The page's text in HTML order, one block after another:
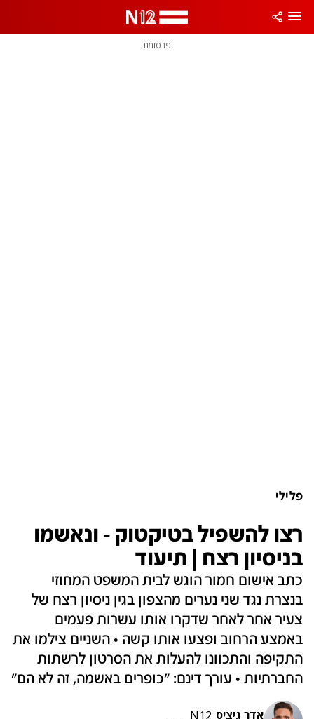
פרסומת
פלילי
רצו להשפיל בטיקטוק - ונאשמו
בניסיון רצח | תיעוד
כתב אישום חמור הוגש לבית המשפט המחוזי
בנצרת נגד שני נערים מהצפון בגין ניסיון רצח של
צעיר אחר לאחר שדקרו אותו עשרות פעמים
באמצע הרחוב ופצעו אותו קשה • השניים צילמו את
התקיפה והתכוונו להעלות את הסרטון לרשתות
החברתיות • עורך דינם: "כופרים באשמה, זה לא הם"
אדר גיציס N12